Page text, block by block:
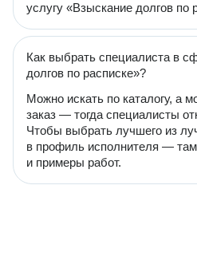
услугу «Взыскание долгов по
Как выбрать специалиста в
долгов по расписке»?
Можно искать по каталогу, а
заказ — тогда специалисты
Чтобы выбрать лучшего из
в профиль исполнителя —
и примеры работ.